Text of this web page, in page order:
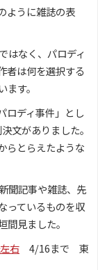
ように雑誌の表
はなく、パロディ
者は何を選択する
す。
ロディ事件」とし
文がありました。
らとらえたような
聞記事や雑誌、先
っているものを収
見ました。
右 4/16まで 東